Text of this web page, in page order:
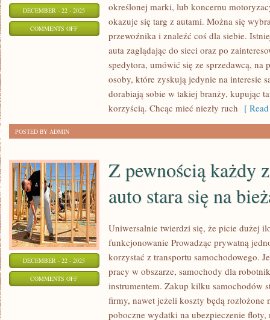
DECEMBER - 22 - 2025
COMMENTS OFFON
określonej marki, lub koncernu
okazuje się targ z autami. Można się
przewoźnika i znaleźć coś dla siebie.
auta zaglądając do sieci oraz po
spedytora, umówić się ze sprzedawcą, na
osoby, które zyskują jedynie na interesie
dorabiają sobie w takiej branży, kupując
korzyścią. Chcąc mieć niezły ruch [
POSTED BY ADMIN
DECEMBER - 22 - 2025
COMMENTS OFFON
Z pewnością każdy
auto stara się na
Uniwersalnie twierdzi się, że picie dużej
funkcjonowanie Prowadząc prywatną
korzystać z transportu samochodowego.
pracy w obszarze, samochody dla
instrumentem. Zakup kilku samochodów
firmy, nawet jeżeli koszty będą rozłożone
poboczne wydatki na ubezpieczenie floty,